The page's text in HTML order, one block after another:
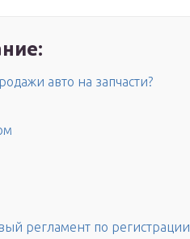
авто на запчасти?
регламент по регистрации